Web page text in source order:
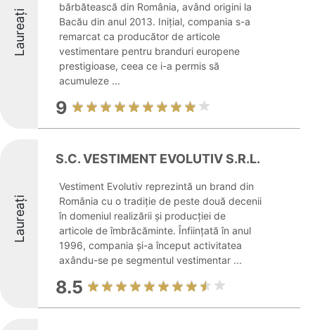
Laureați
bărbătească din România, având origini la
Bacău din anul 2013. Inițial, compania s-a
remarcat ca producător de articole
vestimentare pentru branduri europene
prestigioase, ceea ce i-a permis să
acumuleze ...
9
Laureați
S.C. VESTIMENT EVOLUTIV S.R.L.
Vestiment Evolutiv reprezintă un brand din
România cu o tradiție de peste două decenii
în domeniul realizării și producției de
articole de îmbrăcăminte. Înființată în anul
1996, compania și-a început activitatea
axându-se pe segmentul vestimentar ...
8.5